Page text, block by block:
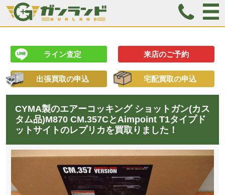
ライン査定 来店のご予約
出張買取の申込 宅配買取の申込
CYMA製のエアーコッキング ショットガン(カス
タム品)M870 CM.357CとAimpoint T1タイプド
ットサイトのレプリカを買取りました！